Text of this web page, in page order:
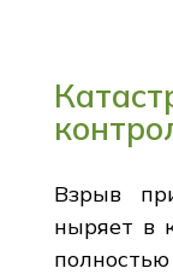
Взрыв
ныряет в